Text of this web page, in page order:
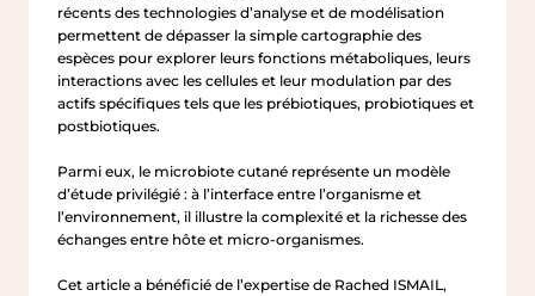
récents des technologies d’analyse et de modélisation
permettent de dépasser la simple cartographie des
espèces pour explorer leurs fonctions métaboliques, leurs
interactions avec les cellules et leur modulation par des
actifs spécifiques tels que les prébiotiques, probiotiques et
postbiotiques.
Parmi eux, le microbiote cutané représente un modèle
d’étude privilégié : à l’interface entre l’organisme et
l’environnement, il illustre la complexité et la richesse des
échanges entre hôte et micro-organismes.
Cet article a bénéficié de l’expertise de Rached ISMAIL,